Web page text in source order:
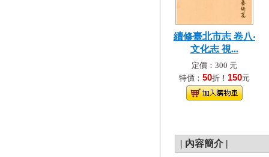
續修臺北市志 卷八‧
文化志 視...
定價：300 元
特價： 50折！ 150元
| 內容簡介 |